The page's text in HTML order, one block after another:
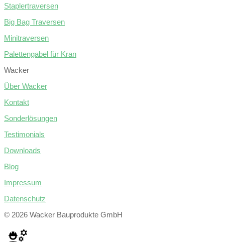
Staplertraversen
Big Bag Traversen
Minitraversen
Palettengabel für Kran
Wacker
Über Wacker
Kontakt
Sonderlösungen
Testimonials
Downloads
Blog
Impressum
Datenschutz
© 2026 Wacker Bauprodukte GmbH